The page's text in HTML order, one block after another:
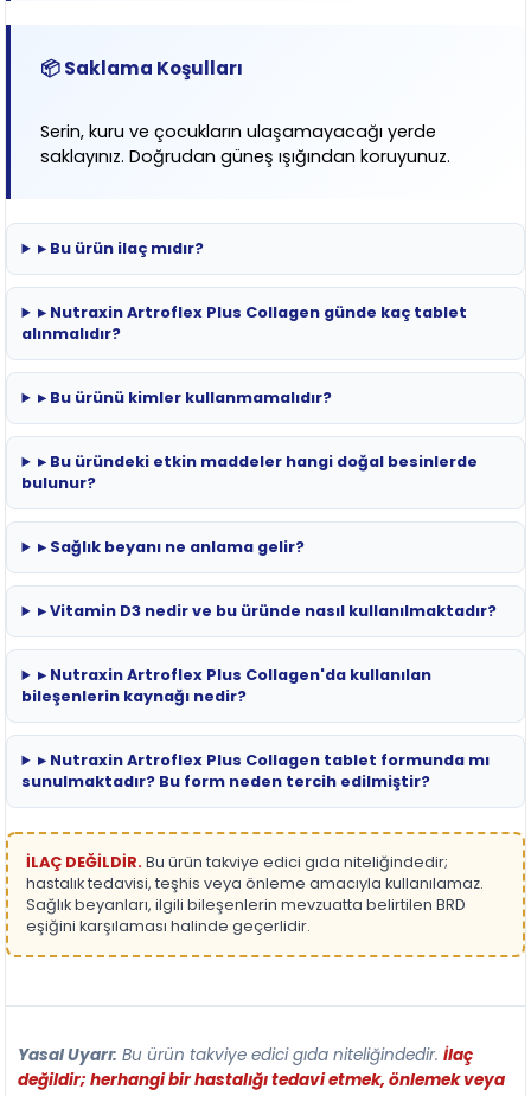
📦 Saklama Koşulları
Serin, kuru ve çocukların ulaşamayacağı yerde
saklayınız. Doğrudan güneş ışığından koruyunuz.
▸ Bu ürün ilaç mıdır?
▸ Nutraxin Artroflex Plus Collagen günde kaç tablet
alınmalıdır?
▸ Bu ürünü kimler kullanmamalıdır?
▸ Bu üründeki etkin maddeler hangi doğal besinlerde
bulunur?
▸ Sağlık beyanı ne anlama gelir?
▸ Vitamin D3 nedir ve bu üründe nasıl kullanılmaktadır?
▸ Nutraxin Artroflex Plus Collagen'da kullanılan
bileşenlerin kaynağı nedir?
▸ Nutraxin Artroflex Plus Collagen tablet formunda mı
sunulmaktadır? Bu form neden tercih edilmiştir?
İLAÇ DEĞİLDİR.Bu ürün takviye edici gıda niteliğindedir;
hastalık tedavisi, teşhis veya önleme amacıyla kullanılamaz.
Sağlık beyanları, ilgili bileşenlerin mevzuatta belirtilen BRD
eşiğini karşılaması halinde geçerlidir.
Yasal Uyarı: Bu ürün takviye edici gıda niteliğindedir.İlaç
değildir; herhangi bir hastalığı tedavi etmek, önlemek veya